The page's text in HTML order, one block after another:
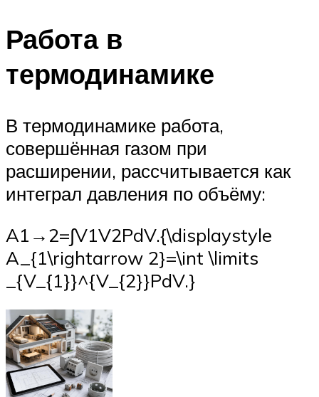
Работа в
термодинамике
В термодинамике работа,
совершённая газом при
расширении, рассчитывается как
интеграл давления по объёму:
A1→2=∫V1V2PdV.{\displaystyle
A_{1\rightarrow 2}=\int \limits
_{V_{1}}^{V_{2}}PdV.}